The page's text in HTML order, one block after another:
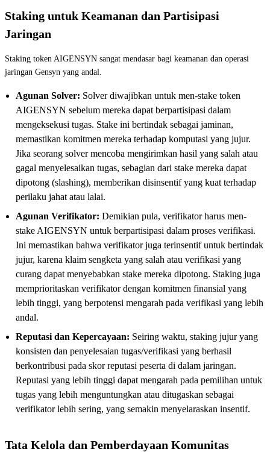
Staking untuk Keamanan dan Partisipasi
Jaringan
Staking token AIGENSYN sangat mendasar bagi keamanan dan operasi
jaringan Gensyn yang andal.
Agunan Solver: Solver diwajibkan untuk men-stake token
AIGENSYN sebelum mereka dapat berpartisipasi dalam
mengeksekusi tugas. Stake ini bertindak sebagai jaminan,
memastikan komitmen mereka terhadap komputasi yang jujur.
Jika seorang solver mencoba mengirimkan hasil yang salah atau
gagal menyelesaikan tugas, sebagian dari stake mereka dapat
dipotong (slashing), memberikan disinsentif yang kuat terhadap
perilaku jahat atau lalai.
Agunan Verifikator: Demikian pula, verifikator harus men-
stake AIGENSYN untuk berpartisipasi dalam proses verifikasi.
Ini memastikan bahwa verifikator juga terinsentif untuk bertindak
jujur, karena klaim sengketa yang salah atau verifikasi yang
curang dapat menyebabkan stake mereka dipotong. Staking juga
memprioritaskan verifikator dengan komitmen finansial yang
lebih tinggi, yang berpotensi mengarah pada verifikasi yang lebih
andal.
Reputasi dan Kepercayaan: Seiring waktu, staking jujur yang
konsisten dan penyelesaian tugas/verifikasi yang berhasil
berkontribusi pada skor reputasi peserta di dalam jaringan.
Reputasi yang lebih tinggi dapat mengarah pada pemilihan untuk
tugas yang lebih menguntungkan atau ditugaskan sebagai
verifikator lebih sering, yang semakin menyelaraskan insentif.
Tata Kelola dan Pemberdayaan Komunitas